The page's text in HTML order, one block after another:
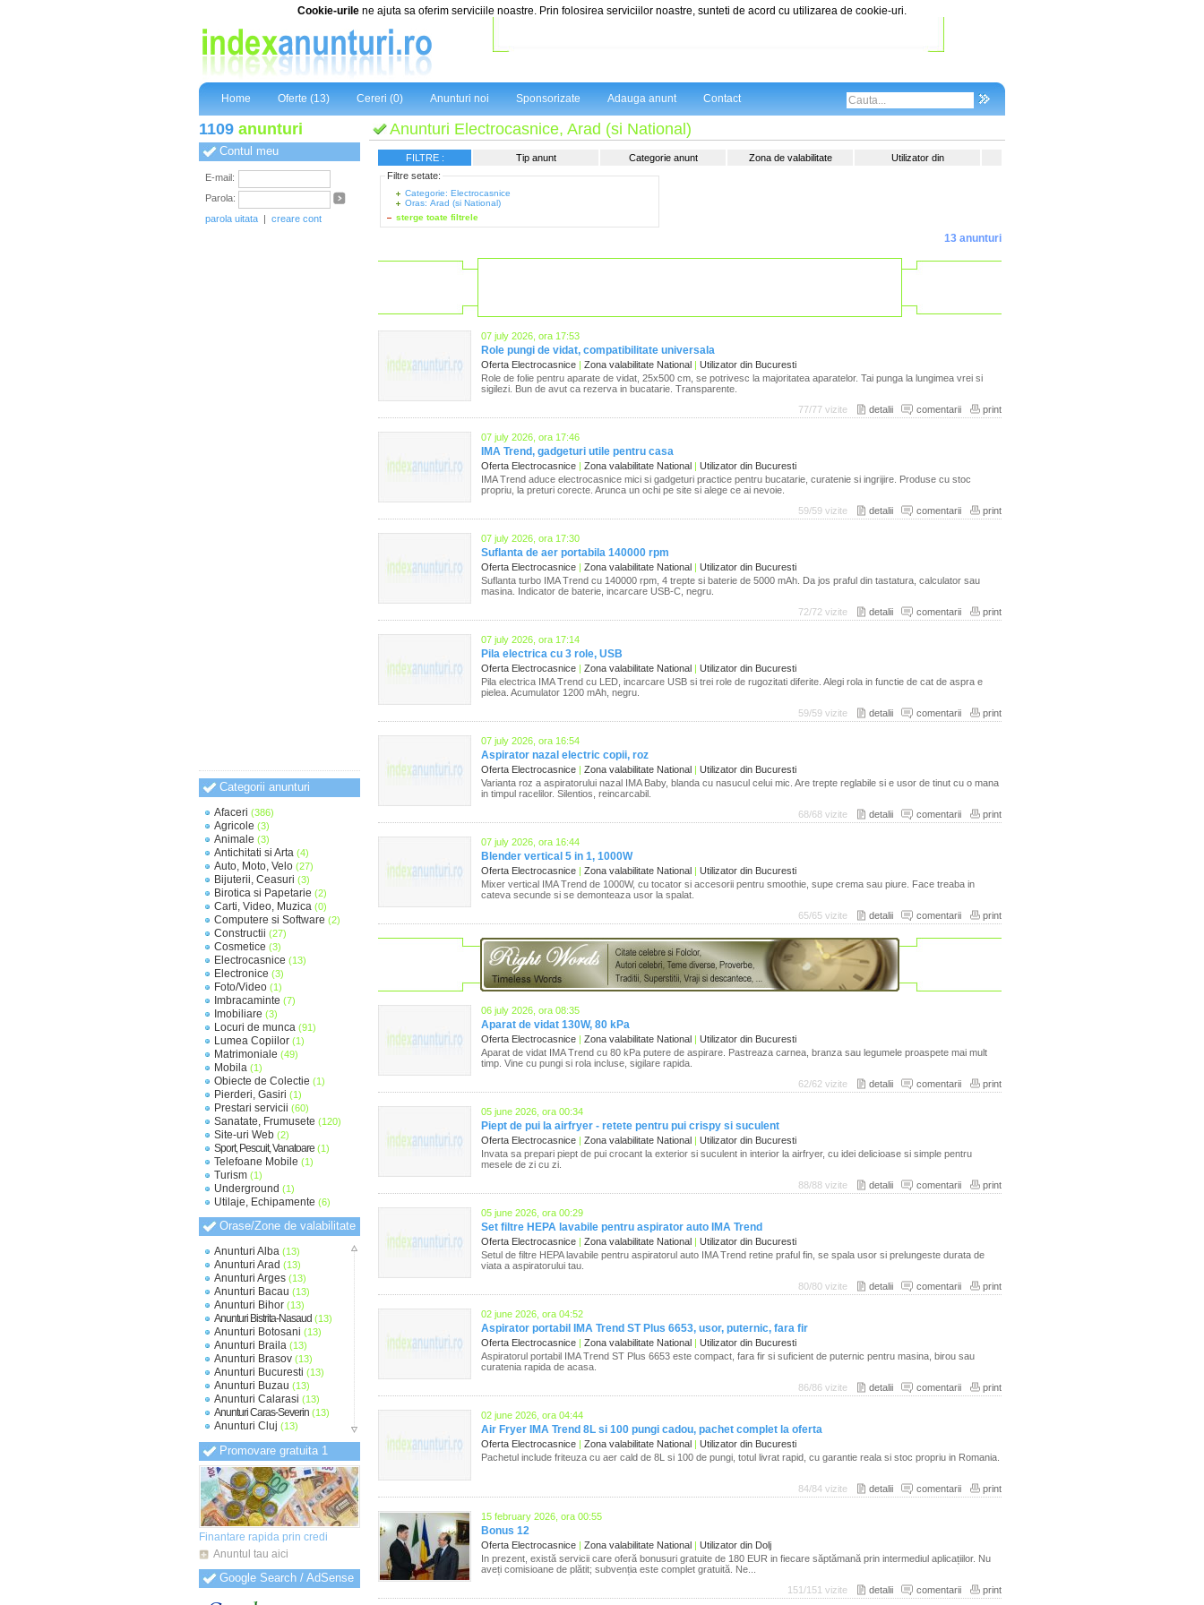
Cookie-urile ne ajuta sa oferim serviciile noastre. Prin folosirea serviciilor noastre, sunteti de acord cu utilizarea de cookie-uri.
Home Oferte (13) Cereri (0) Anunturi noi Sponsorizate Adauga anunt Contact
1109 anunturi
Contul meu
E-mail:
Parola:
parola uitata | creare cont
Categorii anunturi
Afaceri (386)
Agricole (3)
Animale (3)
Antichitati si Arta (4)
Auto, Moto, Velo (27)
Bijuterii, Ceasuri (3)
Birotica si Papetarie (2)
Carti, Video, Muzica (0)
Computere si Software (2)
Constructii (27)
Cosmetice (3)
Electrocasnice (13)
Electronice (3)
Foto/Video (1)
Imbracaminte (7)
Imobiliare (3)
Locuri de munca (91)
Lumea Copiilor (1)
Matrimoniale (49)
Mobila (1)
Obiecte de Colectie (1)
Pierderi, Gasiri (1)
Prestari servicii (60)
Sanatate, Frumusete (120)
Site-uri Web (2)
Sport, Pescuit, Vanatoare (1)
Telefoane Mobile (1)
Turism (1)
Underground (1)
Utilaje, Echipamente (6)
Orase/Zone de valabilitate
Anunturi Alba (13)
Anunturi Arad (13)
Anunturi Arges (13)
Anunturi Bacau (13)
Anunturi Bihor (13)
Anunturi Bistrita-Nasaud (13)
Anunturi Botosani (13)
Anunturi Braila (13)
Anunturi Brasov (13)
Anunturi Bucuresti (13)
Anunturi Buzau (13)
Anunturi Calarasi (13)
Anunturi Caras-Severin (13)
Anunturi Cluj (13)
Anunturi Constanta
Anunturi Covasna(13)
Anunturi Dambovita(13)
Anunturi Dolj(14)
Anunturi Galati(13)
Anunturi Giurgiu(13)
Anunturi Gorj(13)
Anunturi Harghita (13)
Anunturi Hunedoara
Anunturi Ialomita
Anunturi Iasi(13)
Anunturi Ilfov(14)
Anunturi Maramures
Promovare gratuita 1
Finantare rapida prin credi
Anuntul tau aici
Google Search / AdSense
Anunturi Electrocasnice, Arad (si National)
FILTRE : Tip anunt Categorie anunt Zona de valabilitate
Utilizator din
Filtre setate:
Categorie: Electrocasnice
Oras: Arad (si National)
sterge toate filtrele
13 anunturi
07 july 2026, ora 17:53
Role pungi de vidat, compatibilitate universala
Oferta Electrocasnice | Zona valabilitate National | Utilizator din Bucuresti
Role de folie pentru aparate de vidat, 25x500 cm, se potrivesc la majoritatea aparatelor. Tai punga la lungimea vrei si
sigilezi. Bun de avut ca rezerva in bucatarie. Transparente.
77/77 vizite
detalii comentarii print
07 july 2026, ora 17:46
IMA Trend, gadgeturi utile pentru casa
Oferta Electrocasnice | Zona valabilitate National | Utilizator din Bucuresti
IMA Trend aduce electrocasnice mici si gadgeturi practice pentru bucatarie, curatenie si ingrijire. Produse cu stoc
propriu, la preturi corecte. Arunca un ochi pe site si alege ce ai nevoie.
59/59 vizite
detalii comentarii print
07 july 2026, ora 17:30
Suflanta de aer portabila 140000 rpm
Oferta Electrocasnice | Zona valabilitate National | Utilizator din Bucuresti
Suflanta turbo IMA Trend cu 140000 rpm, 4 trepte si baterie de 5000 mAh. Da jos praful din tastatura, calculator sau
masina. Indicator de baterie, incarcare USB-C, negru.
72/72 vizite
detalii comentarii print
07 july 2026, ora 17:14
Pila electrica cu 3 role, USB
Oferta Electrocasnice | Zona valabilitate National | Utilizator din Bucuresti
Pila electrica IMA Trend cu LED, incarcare USB si trei role de rugozitati diferite. Alegi rola in functie de cat de aspra e
pielea. Acumulator 1200 mAh, negru.
59/59 vizite
detalii comentarii print
07 july 2026, ora 16:54
Aspirator nazal electric copii, roz
Oferta Electrocasnice | Zona valabilitate National | Utilizator din Bucuresti
Varianta roz a aspiratorului nazal IMA Baby, blanda cu nasucul celui mic. Are trepte reglabile si e usor de tinut cu o mana
in timpul racelilor. Silentios, reincarcabil.
68/68 vizite
detalii comentarii print
07 july 2026, ora 16:44
Blender vertical 5 in 1, 1000W
Oferta Electrocasnice | Zona valabilitate National | Utilizator din Bucuresti
Mixer vertical IMA Trend de 1000W, cu tocator si accesorii pentru smoothie, supe crema sau piure. Face treaba in
cateva secunde si se demonteaza usor la spalat.
65/65 vizite
detalii comentarii print
06 july 2026, ora 08:35
Aparat de vidat 130W, 80 kPa
Oferta Electrocasnice | Zona valabilitate National | Utilizator din Bucuresti
Aparat de vidat IMA Trend cu 80 kPa putere de aspirare. Pastreaza carnea, branza sau legumele proaspete mai mult
timp. Vine cu pungi si rola incluse, sigilare rapida.
62/62 vizite
detalii comentarii print
05 june 2026, ora 00:34
Piept de pui la airfryer - retete pentru pui crispy si suculent
Oferta Electrocasnice | Zona valabilitate National | Utilizator din Bucuresti
Invata sa prepari piept de pui crocant la exterior si suculent in interior la airfryer, cu idei delicioase si simple pentru
mesele de zi cu zi.
88/88 vizite
detalii comentarii print
05 june 2026, ora 00:29
Set filtre HEPA lavabile pentru aspirator auto IMA Trend
Oferta Electrocasnice | Zona valabilitate National | Utilizator din Bucuresti
Setul de filtre HEPA lavabile pentru aspiratorul auto IMA Trend retine praful fin, se spala usor si prelungeste durata de
viata a aspiratorului tau.
80/80 vizite
detalii comentarii print
02 june 2026, ora 04:52
Aspirator portabil IMA Trend ST Plus 6653, usor, puternic, fara fir
Oferta Electrocasnice | Zona valabilitate National | Utilizator din Bucuresti
Aspiratorul portabil IMA Trend ST Plus 6653 este compact, fara fir si suficient de puternic pentru masina, birou sau
curatenia rapida de acasa.
86/86 vizite
detalii comentarii print
02 june 2026, ora 04:44
Air Fryer IMA Trend 8L si 100 pungi cadou, pachet complet la oferta
Oferta Electrocasnice | Zona valabilitate National | Utilizator din Bucuresti
Pachetul include friteuza cu aer cald de 8L si 100 de pungi, totul livrat rapid, cu garantie reala si stoc propriu in Romania.
84/84 vizite detalii comentarii print
15 february 2026, ora 00:55
Bonus 12
Oferta Electrocasnice | Zona valabilitate National | Utilizator din Dolj
In prezent, există servicii care oferă bonusuri gratuite de 180 EUR in fiecare săptămană prin intermediul aplicațiilor. Nu
aveți comisioane de plătit; subvenția este complet gratuită. Ne...
151/151 vizite
detalii comentarii print